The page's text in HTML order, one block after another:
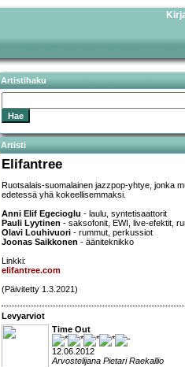
Artistihaku
Artisti
Elifantree
Ruotsalais-suomalainen jazzpop-yhtye, jonka
edetessä yhä kokeellisemmaksi.
Anni Elif Egecioglu - laulu, syntetisaattorit
Pauli Lyytinen - saksofonit, EWI, live-efektit,
Olavi Louhivuori - rummut, perkussiot
Joonas Saikkonen - ääniteknikko
Linkki:
elifantree.com
(Päivitetty 1.3.2021)
Levyarviot
Time Out
12.06.2012
Arvostelijana Pietari Raekallio